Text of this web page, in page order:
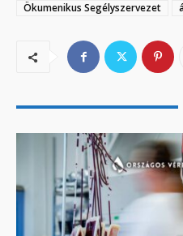
Ökumenikus Segélyszervezet